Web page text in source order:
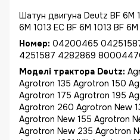
Шатун двигуна Deutz BF 6M
6M 1013 EC BF 6M 1013 BF 6M
Номер: 04200465
4251587 4282869
Моделі трактора Deutz:
Agrotron 135 Agrotron 150
Agrotron 175 Agrotron 195
Agrotron 260 Agrotron New
Agrotron New 155 Agrotron
Agrotron New 235 Agrotron